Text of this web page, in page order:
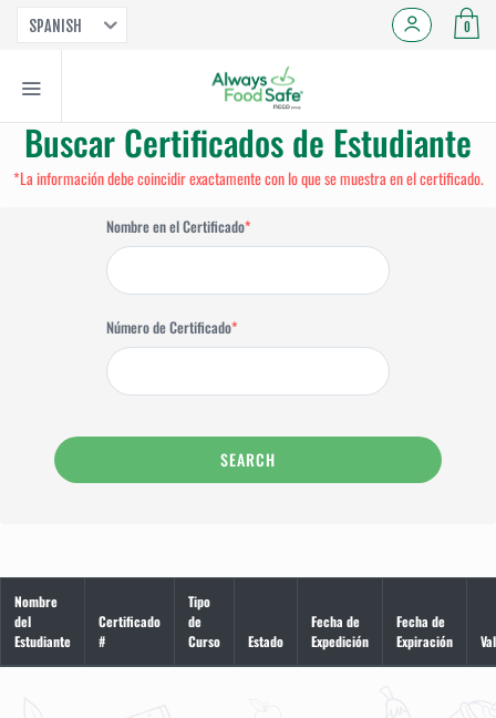
SPANISH 0
Buscar Certificados de Estudiante
*La información debe coincidir exactamente con lo que se muestra en el certificado.
Nombre en el Certificado*
Número de Certificado*
SEARCH
Nombre
del
Estudiante
Certificado
#
Tipo
de
Curso
Estado
Fecha de
Expedición
Fecha de
Expiración